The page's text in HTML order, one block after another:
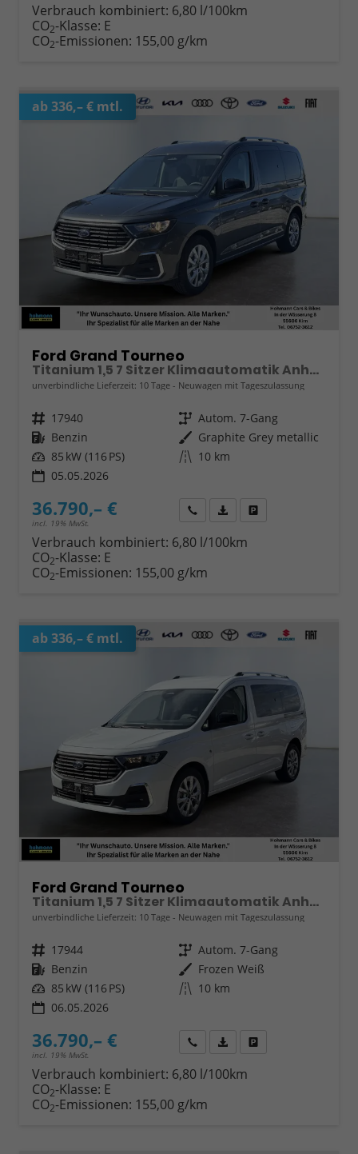
Verbrauch kombiniert: 6,80 l/100km
CO2-Klasse: E
CO2-Emissionen: 155,00 g/km
ab 336,– € mtl.
Ford Grand Tourneo
Titanium 1,5 7 Sitzer Klimaautomatik Anhängerkupplung Sitzheizung Einparkhilfe Kamera 17 Zoll Leichtmetall ACC
unverbindliche Lieferzeit: 10 Tage Neuwagen mit Tageszulassung
Fahrzeugnr. 17940 Getriebe Autom. 7-Gang
Kraftstoff Benzin Außenfarbe Graphite Grey metallic
Leistung 85 kW (116 PS) Kilometerstand 10 km
05.05.2026
36.790,– €
incl. 19% MwSt.
Wir rufen Sie anFahrzeugexposé (PDF)
Verbrauch kombiniert: 6,80 l/100km
CO2-Klasse: E
CO2-Emissionen: 155,00 g/km
ab 336,– € mtl.
Ford Grand Tourneo
Titanium 1,5 7 Sitzer Klimaautomatik Anhängerkupplung Sitzheizung Einparkhilfe Kamera 17 Zoll Leichtmetall ACC
unverbindliche Lieferzeit: 10 Tage Neuwagen mit Tageszulassung
Fahrzeugnr. 17944 Getriebe Autom. 7-Gang
Kraftstoff Benzin Außenfarbe Frozen Weiß
Leistung 85 kW (116 PS) Kilometerstand 10 km
06.05.2026
36.790,– €
incl. 19% MwSt.
Wir rufen Sie anFahrzeugexposé (PDF)
Verbrauch kombiniert: 6,80 l/100km
CO2-Klasse: E
CO2-Emissionen: 155,00 g/km